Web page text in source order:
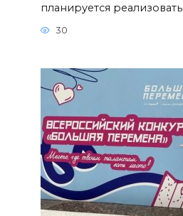
планируется реализовать
30